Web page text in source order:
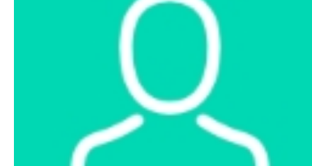
Интернет-магазин
Интернет-витрина
Арестованное имущество
Реестр несостоявшихся торгов
Реестр переоценок
Государственное имущество